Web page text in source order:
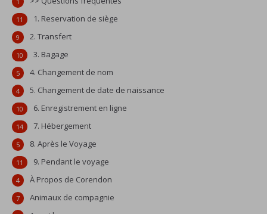
1. Reservation de siège
11
2. Transfert
9
3. Bagage
10
4. Changement de nom
5
5. Changement de date de naissance
4
6. Enregistrement en ligne
10
7. Hébergement
14
8. Après le Voyage
5
9. Pendant le voyage
11
À Propos de Corendon
4
Animaux de compagnie
7